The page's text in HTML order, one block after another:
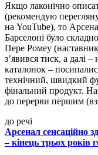
Якщо лаконічно
(рекомендую
на YouTube), то
Барселоні було
Пере Ромеу
з’явився тиск, а далі
каталонок –
технічний, швидкий
фінальний продукт.
до перерви першим
до речі
Арсенал сенсаційно
– кінець трьох років